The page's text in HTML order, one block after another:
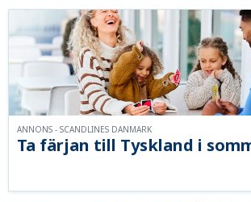
Ta färjan till Tyskland i
ANNONS - SCANDLINES DANMARK